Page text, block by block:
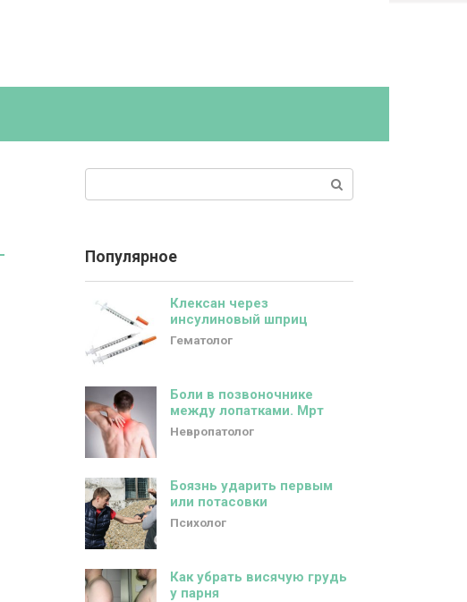
Популярное
Клексан через
инсулиновый шприц
Гематолог
Боли в позвоночнике
между лопатками. Мрт
Невропатолог
Боязнь ударить первым
или потасовки
Психолог
Как убрать висячую грудь
у парня